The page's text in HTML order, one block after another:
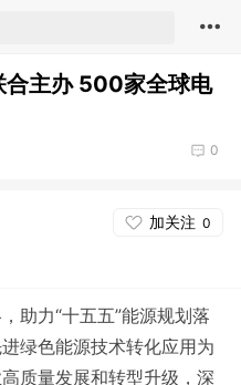
合主办 500家全球电
0
加关注 0
助力“十五五”能源规划落
绿色能源技术转化应用为
质量发展和转型升级，深